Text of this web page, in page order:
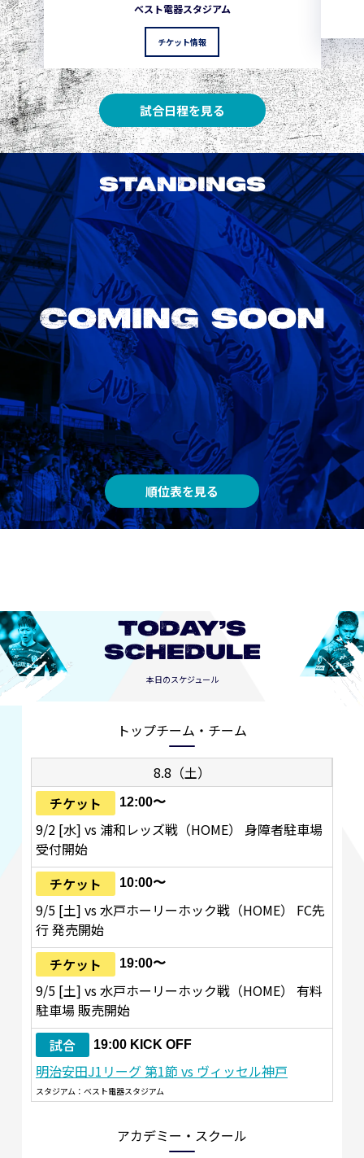
ベスト電器スタジアム
チケット情報
試合日程を見る
STANDINGS
順位表を見る
TODAY’S
SCHEDULE
本日のスケジュール
トップチーム・チーム
8.8（土）
チケット
12:00〜
9/2 [水] vs 浦和レッズ戦（HOME） 身障者駐車場
受付開始
チケット
10:00〜
9/5 [土] vs 水戸ホーリーホック戦（HOME） FC先
行 発売開始
チケット
19:00〜
9/5 [土] vs 水戸ホーリーホック戦（HOME） 有料
駐車場 販売開始
試合
19:00 KICK OFF
明治安田J1リーグ 第1節 vs ヴィッセル神戸
スタジアム：ベスト電器スタジアム
アカデミー・スクール